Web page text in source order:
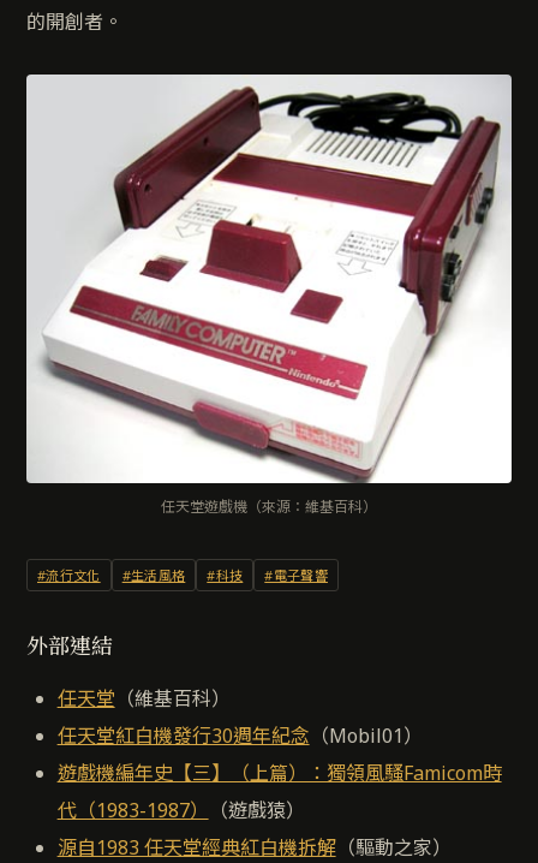
的開創者。
任天堂遊戲機（來源：維基百科）
#流行文化 #生活風格 #科技 #電子聲響
外部連結
任天堂 （維基百科）
任天堂紅白機發行30週年紀念 （Mobil01）
遊戲機編年史【三】（上篇）：獨領風騷Famicom時
代（1983-1987）
（遊戲猿）
源自1983 任天堂經典紅白機拆解（驅動之家）